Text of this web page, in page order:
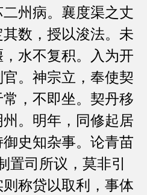
州病。襄度渠之丈
数，授以浚法。未
水不复积。入为开
。神宗立，奉使契
，不即坐。契丹移
。明年，同修起居
史知杂事。论青苗
置司所议，莫非引
称贷以取利，事体